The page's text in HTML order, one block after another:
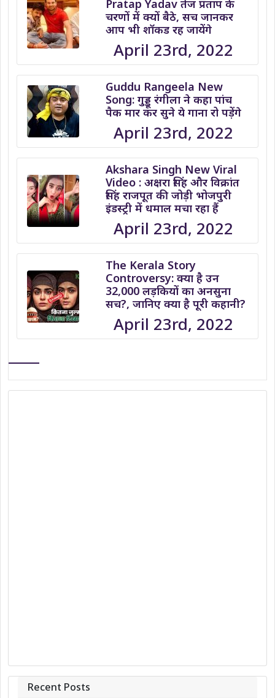
Pratap Yadav तेज प्रताप के
चरणों में क्यों बैठे, सच जानकर
आप भी शॉकड रह जायेंगे
April 23rd, 2022
Guddu Rangeela New
Song: गुड्डू रंगीला ने कहा पांच
पैक मार कर सुने ये गाना रो पड़ेंगे
April 23rd, 2022
Akshara Singh New Viral
Video : अक्षरा सिंह और विक्रांत
सिंह राजपूत की जोड़ी भोजपुरी
इंडस्ट्री में धमाल मचा रहा हैं
April 23rd, 2022
The Kerala Story
Controversy: क्या है उन
32,000 लड़कियों का अनसुना
सच?, जानिए क्या है पूरी कहानी?
April 23rd, 2022
Recent Posts